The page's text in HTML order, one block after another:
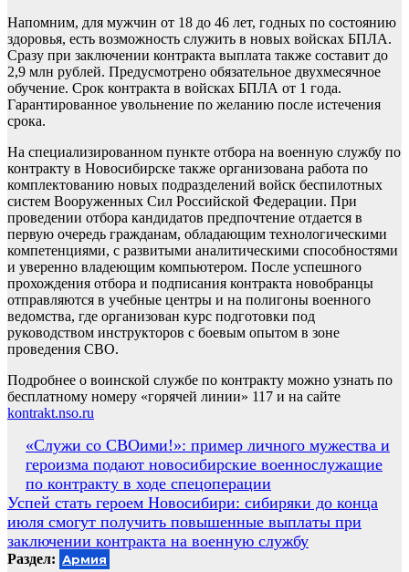
Напомним, для мужчин от 18 до 46 лет, годных по состоянию
здоровья, есть возможность служить в новых войсках БПЛА.
Сразу при заключении контракта выплата также составит до
2,9 млн рублей. Предусмотрено обязательное двухмесячное
обучение. Срок контракта в войсках БПЛА от 1 года.
Гарантированное увольнение по желанию после истечения
срока.
На специализированном пункте отбора на военную службу по
контракту в Новосибирске также организована работа по
комплектованию новых подразделений войск беспилотных
систем Вооруженных Сил Российской Федерации. При
проведении отбора кандидатов предпочтение отдается в
первую очередь гражданам, обладающим технологическими
компетенциями, с развитыми аналитическими способностями
и уверенно владеющим компьютером. После успешного
прохождения отбора и подписания контракта новобранцы
отправляются в учебные центры и на полигоны военного
ведомства, где организован курс подготовки под
руководством инструкторов с боевым опытом в зоне
проведения СВО.
Подробнее о воинской службе по контракту можно узнать по
бесплатному номеру «горячей линии» 117 и на сайте
kontrakt.nso.ru
Навигация
по
записям
«Служи со СВОими!»: пример личного мужества и
героизма подают новосибирские военнослужащие
по контракту в ходе спецоперации
Успей стать героем Новосибири: сибиряки до конца
июля смогут получить повышенные выплаты при
заключении контракта на военную службу
Раздел: Армия